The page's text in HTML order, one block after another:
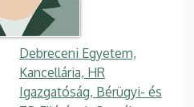
Debreceni Egyetem,
Kancellária, HR
Igazgatóság, Bérügyi- és